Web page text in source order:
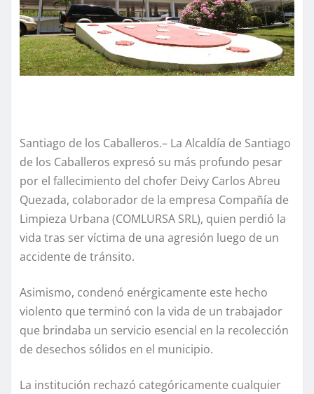
Santiago de los Caballeros.– La Alcaldía de Santiago
de los Caballeros expresó su más profundo pesar
por el fallecimiento del chofer Deivy Carlos Abreu
Quezada, colaborador de la empresa Compañía de
Limpieza Urbana (COMLURSA SRL), quien perdió la
vida tras ser víctima de una agresión luego de un
accidente de tránsito.
Asimismo, condenó enérgicamente este hecho
violento que terminó con la vida de un trabajador
que brindaba un servicio esencial en la recolección
de desechos sólidos en el municipio.
La institución rechazó categóricamente cualquier